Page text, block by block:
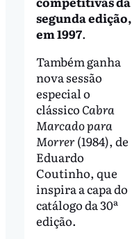
segunda edição,
em 1997.
Também ganha
nova sessão
especial o
clássico Cabra
Marcado para
Morrer(1984), de
Eduardo
Coutinho, que
inspira a capa do
catálogo da 30ª
edição.